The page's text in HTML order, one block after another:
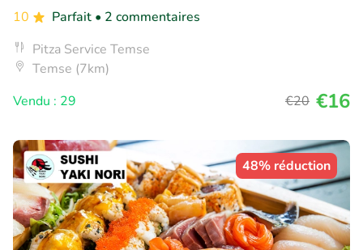
10
Parfait • 2 commentaires
Pitza Service Temse
Temse (7km)
Vendu : 29
€20 €16
48% réduction